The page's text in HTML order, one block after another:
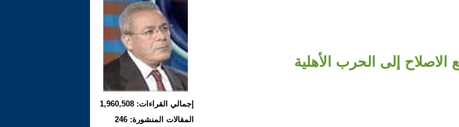
إلى الحرب الأهلية
إجمالي القراءات: 1,960,508
المقالات المنشورة: 246